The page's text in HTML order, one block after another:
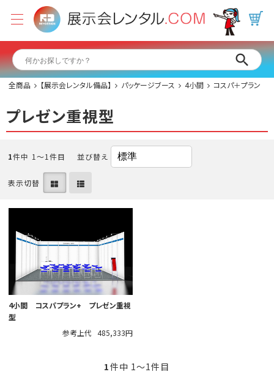
全商品 【展示会レンタル備品】 パッケージブース 4小間 コスパ＋プラン
プレゼン重視型
1件中 1〜1件目 並び替え
表示切替
4小間 コスパプラン+ プレゼン重視
型
参考上代 485,333円
1件中 1〜1件目